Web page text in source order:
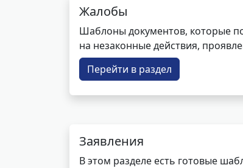
Жалобы
Шаблоны документов, которые
на незаконные действия,
Перейти в раздел
Заявления
В этом разделе есть готовые